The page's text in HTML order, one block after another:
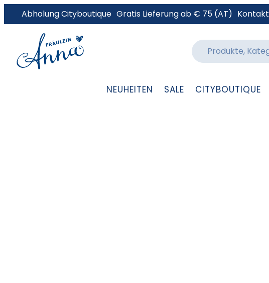
Abholung Cityboutique Gratis Lieferung ab € 75 (AT) Kontakt
NEUHEITEN SALE CITYBOUTIQUE